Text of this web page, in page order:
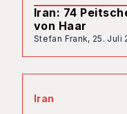
Iran: 74
von Haar
Stefan Frank, 25. Juli
Iran